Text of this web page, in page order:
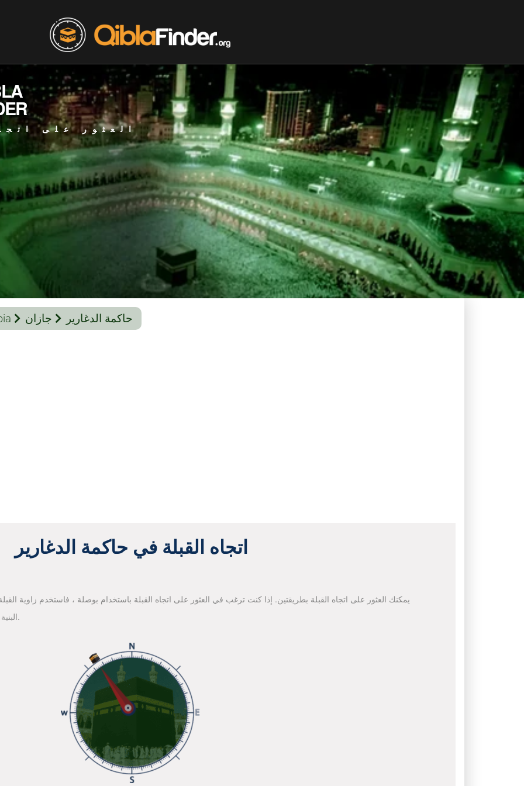
العثور على
جازان حاكمة الدغارير
اتجاه القبلة في حاكمة الدغارير
يمكنك العثور على اتجاه القبلة بطريقتين. إذا كنت ترغب في العثور على اتجاه القبلة باستخدام بوصلة ، فاستخدم زاوية
البنية الأساسية لخرائط جوجل للعثور على اتجاه القبلة.